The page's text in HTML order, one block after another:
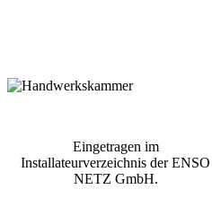
Eingetragen im
Installateurverzeichnis der ENSO
NETZ GmbH.